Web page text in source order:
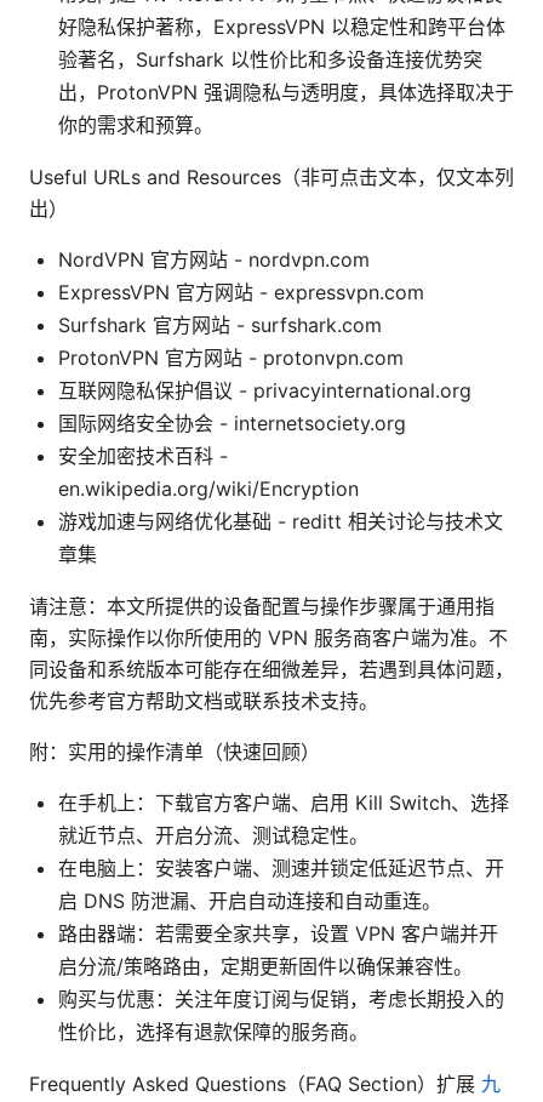
好隐私保护著称，ExpressVPN 以稳定性和跨平台体
验著名，Surfshark 以性价比和多设备连接优势突
出，ProtonVPN 强调隐私与透明度，具体选择取决于
你的需求和预算。
Useful URLs and Resources（非可点击文本，仅文本列
出）
NordVPN 官方网站 - nordvpn.com
ExpressVPN 官方网站 - expressvpn.com
Surfshark 官方网站 - surfshark.com
ProtonVPN 官方网站 - protonvpn.com
互联网隐私保护倡议 - privacyinternational.org
国际网络安全协会 - internetsociety.org
安全加密技术百科 -
en.wikipedia.org/wiki/Encryption
游戏加速与网络优化基础 - reditt 相关讨论与技术文
章集
请注意：本文所提供的设备配置与操作步骤属于通用指
南，实际操作以你所使用的 VPN 服务商客户端为准。不
同设备和系统版本可能存在细微差异，若遇到具体问题，
优先参考官方帮助文档或联系技术支持。
附：实用的操作清单（快速回顾）
在手机上：下载官方客户端、启用 Kill Switch、选择
就近节点、开启分流、测试稳定性。
在电脑上：安装客户端、测速并锁定低延迟节点、开
启 DNS 防泄漏、开启自动连接和自动重连。
路由器端：若需要全家共享，设置 VPN 客户端并开
启分流/策略路由，定期更新固件以确保兼容性。
购买与优惠：关注年度订阅与促销，考虑长期投入的
性价比，选择有退款保障的服务商。
Frequently Asked Questions（FAQ Section）扩展 九